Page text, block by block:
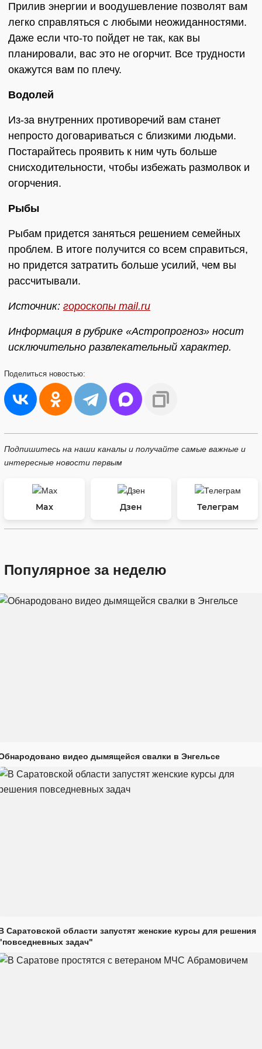
Прилив энергии и воодушевление позволят вам
легко справляться с любыми неожиданностями.
Даже если что-то пойдет не так, как вы
планировали, вас это не огорчит. Все трудности
окажутся вам по плечу.
Водолей
Из-за внутренних противоречий вам станет
непросто договариваться с близкими людьми.
Постарайтесь проявить к ним чуть больше
снисходительности, чтобы избежать размолвок и
огорчения.
Рыбы
Рыбам придется заняться решением семейных
проблем. В итоге получится со всем справиться,
но придется затратить больше усилий, чем вы
рассчитывали.
Источник: гороскопы mail.ru
Информация в рубрике «Астропрогноз» носит
исключительно развлекательный характер.
Поделиться новостью:
Подпишитесь на наши каналы и получайте самые важные и
интересные новости первым
Max Дзен Телеграм
Популярное за неделю
видео дымящейся свалки в Энгельсе
Саратовской области запустят женские курсы для решения
задач"